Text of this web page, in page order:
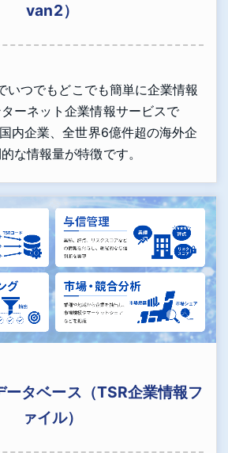
van2）
いつでもどこでも簡単に企業情報
ーネット企業情報サービスで
内企業、全世界6億件超の海外企
な情報量が特徴です。
ータベース（TSR企業情報フ
ァイル）